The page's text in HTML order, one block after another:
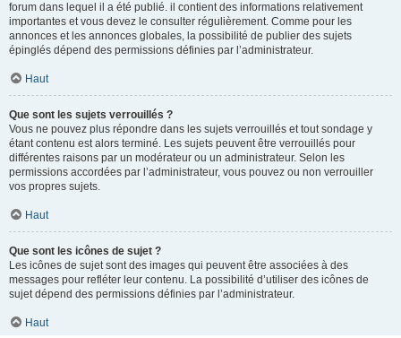
forum dans lequel il a été publié. il contient des informations relativement
importantes et vous devez le consulter régulièrement. Comme pour les
annonces et les annonces globales, la possibilité de publier des sujets
épinglés dépend des permissions définies par l’administrateur.
Haut
Que sont les sujets verrouillés ?
Vous ne pouvez plus répondre dans les sujets verrouillés et tout sondage y
étant contenu est alors terminé. Les sujets peuvent être verrouillés pour
différentes raisons par un modérateur ou un administrateur. Selon les
permissions accordées par l’administrateur, vous pouvez ou non verrouiller
vos propres sujets.
Haut
Que sont les icônes de sujet ?
Les icônes de sujet sont des images qui peuvent être associées à des
messages pour refléter leur contenu. La possibilité d’utiliser des icônes de
sujet dépend des permissions définies par l’administrateur.
Haut